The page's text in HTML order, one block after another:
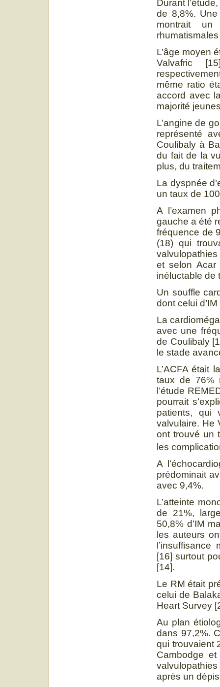
Durant
de 8,8%.
montrait un
L’âge moyen
Valvafric
même ratio
accord avec
majorité
L’angine de
représenté
Coulibaly à
du fait de la
plus, du
La dyspnée
un taux de
A l’examen
gauche a été
fréquence de
(18) qui
et selon Acar
inéluctable de
Un souffle
dont celui
La
avec une
de Coulibaly
le stade
L’ACFA était
taux de 76%
l’étude
pourrait
patients, qui
valvulaire. He
ont trouvé un
les
A
prédominait
avec 9,4%.
L’atteinte
de 21%,
50,8% d’IM
les auteurs
[16] surtout
[14].
Le RM était
celui de
Heart Survey
Au plan
dans 97,2%.
qui trouvaient
Cambodge
après un